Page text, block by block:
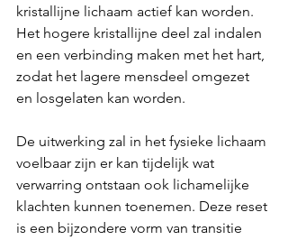
kristallijne lichaam actief kan worden.
Het hogere kristallijne deel zal indalen
en een verbinding maken met het hart,
zodat het lagere mensdeel omgezet
en losgelaten kan worden.
De uitwerking zal in het fysieke lichaam
voelbaar zijn er kan tijdelijk wat
verwarring ontstaan ook lichamelijke
klachten kunnen toenemen. Deze reset
is een bijzondere vorm van transitie